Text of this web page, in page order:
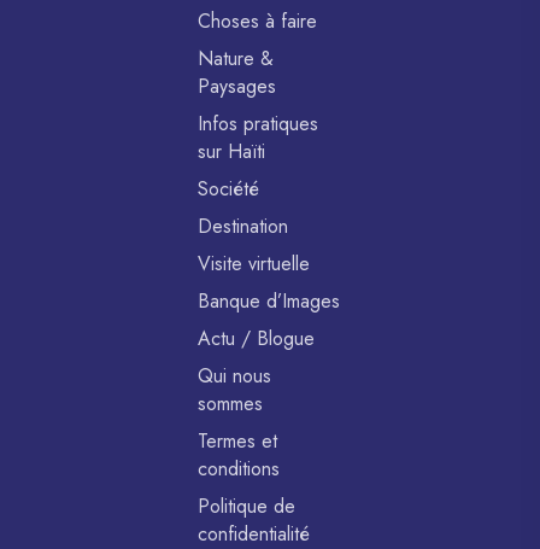
Choses à faire
Nature &
Paysages
Infos pratiques
sur Haïti
Société
Destination
Visite virtuelle
Banque d’Images
Actu / Blogue
Qui nous
sommes
Termes et
conditions
Politique de
confidentialité